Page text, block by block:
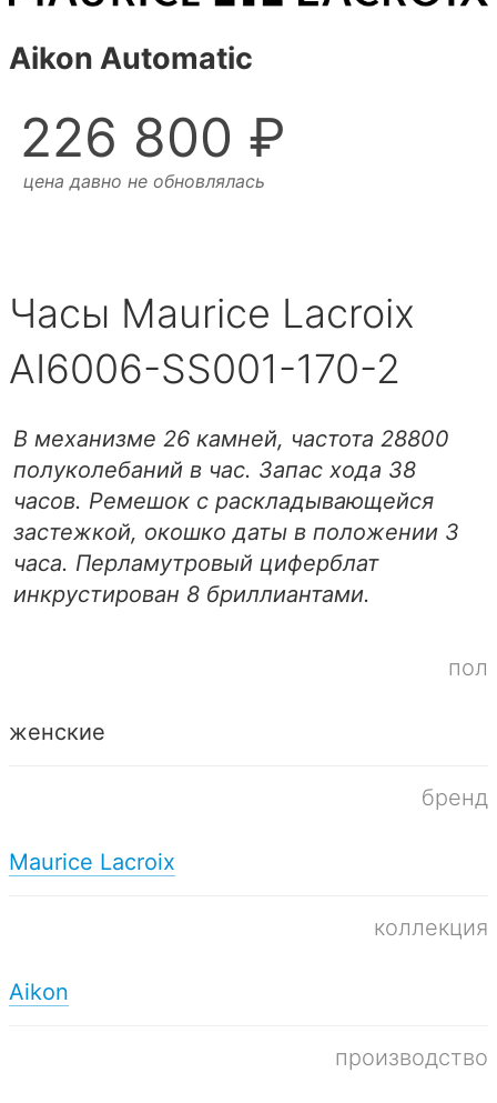
Aikon Automatic
226 800 ₽
цена давно не обновлялась
Часы Maurice Lacroix
AI6006-SS001-170-2
В механизме 26 камней, частота 28800
полуколебаний в час. Запас хода 38
часов. Ремешок с раскладывающейся
застежкой, окошко даты в положении 3
часа. Перламутровый циферблат
инкрустирован 8 бриллиантами.
пол
женские
бренд
Maurice Lacroix
коллекция
Aikon
производство